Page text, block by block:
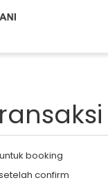
booking
confirm